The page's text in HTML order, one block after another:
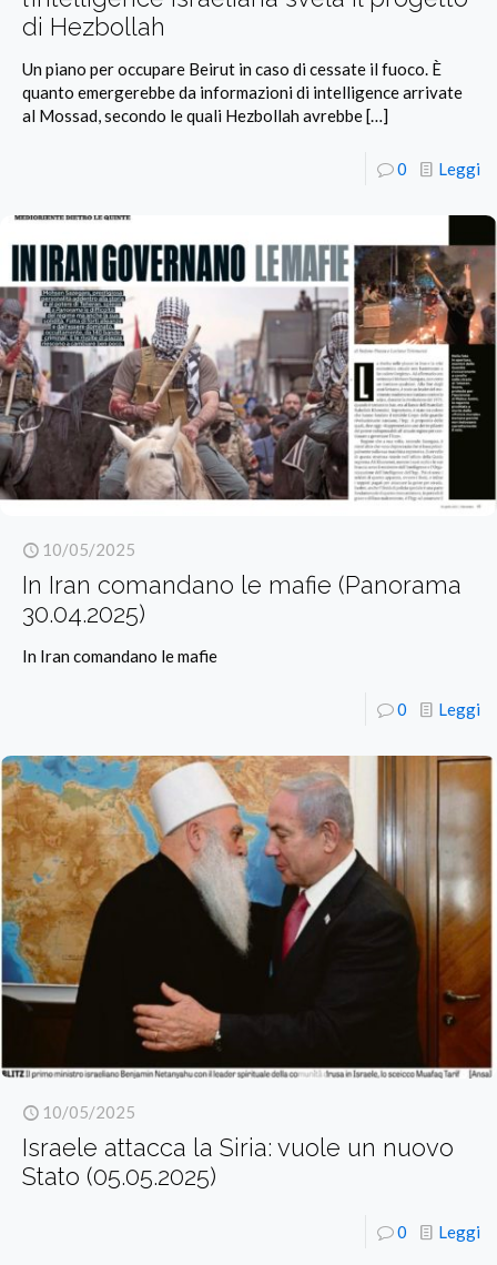
di Hezbollah
Un piano per occupare Beirut in caso di cessate il fuoco. È
quanto emergerebbe da informazioni di intelligence arrivate
al Mossad, secondo le quali Hezbollah avrebbe[…]
0 Leggi
10/05/2025
In Iran comandano le mafie (Panorama
30.04.2025)
In Iran comandano le mafie
0 Leggi
10/05/2025
Israele attacca la Siria: vuole un nuovo
Stato (05.05.2025)
0 Leggi